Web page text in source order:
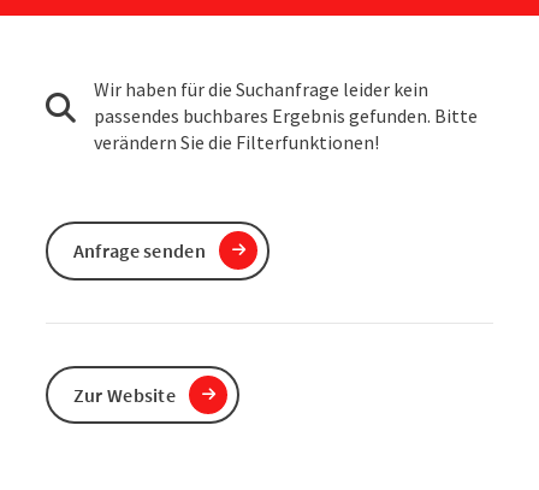
Wir haben für die Suchanfrage leider kein
passendes buchbares Ergebnis gefunden. Bitte
verändern Sie die Filterfunktionen!
Anfrage senden
Zur Website